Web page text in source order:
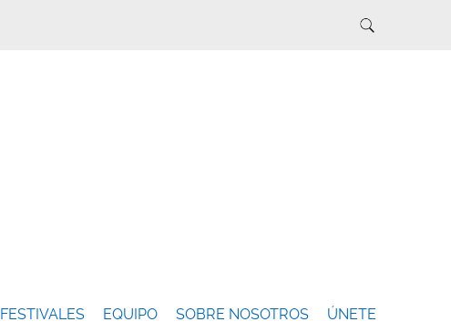
FESTIVALES EQUIPO SOBRE NOSOTROS ÚNETE